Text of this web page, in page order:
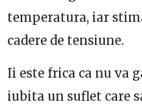
temperatura, iar
cadere de tensiune.
Ii este frica ca nu va
iubita un suflet care